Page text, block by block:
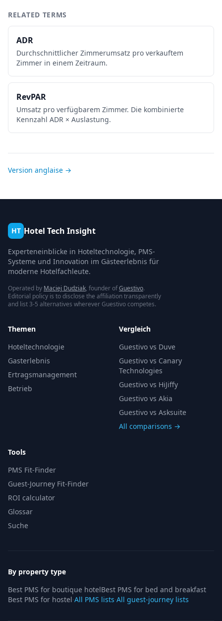
RELATED TERMS
ADR
Durchschnittlicher Zimmerumsatz pro verkauftem
Zimmer in einem Zeitraum.
RevPAR
Umsatz pro verfügbarem Zimmer. Die kombinierte
Kennzahl ADR × Auslastung.
Version anglaise →
HT Hotel Tech Insight
Experteneinblicke in Hoteltechnologie, PMS-
Systeme und Innovation im Gästeerlebnis für
moderne Hotelfachleute.
Operated by Maciej Dudziak, founder ofGuestivo.
Editorial policy is to disclose the affiliation transparently
and list 3-5 alternatives wherever Guestivo competes.
Themen
Hoteltechnologie
Gasterlebnis
Ertragsmanagement
Betrieb
Vergleich
Guestivo vs Duve
Guestivo vs Canary
Technologies
Guestivo vs HiJiffy
Guestivo vs Akia
Guestivo vs Asksuite
All comparisons →
Tools
PMS Fit-Finder
Guest-Journey Fit-Finder
ROI calculator
Glossar
Suche
By property type
Best PMS for boutique hotelBest PMS for bed and breakfast
Best PMS for hostel·All PMS lists·All guest-journey lists